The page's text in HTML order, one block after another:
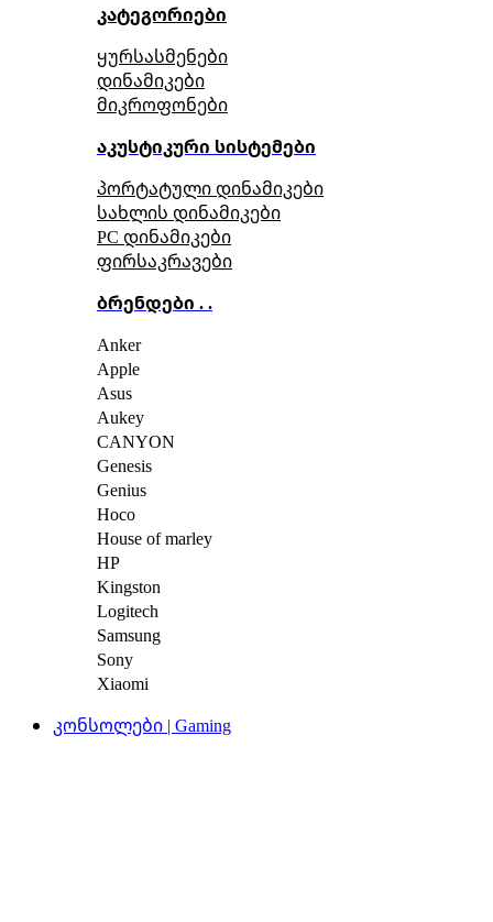
კატეგორიები
ყურსასმენები
დინამიკები
მიკროფონები
აკუსტიკური სისტემები
პორტატული დინამიკები
სახლის დინამიკები
PC დინამიკები
ფირსაკრავები
ბრენდები . .
Anker
Apple
Asus
Aukey
CANYON
Genesis
Genius
Hoco
House of marley
HP
Kingston
Logitech
Samsung
Sony
Xiaomi
კონსოლები | Gaming